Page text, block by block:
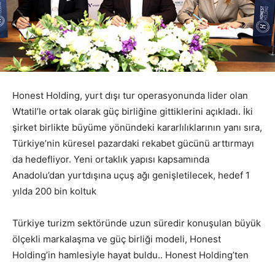
Honest Holding, yurt dışı tur operasyonunda lider olan
Wtatil’le ortak olarak güç birliğine gittiklerini açıkladı. İki
şirket birlikte büyüme yönündeki kararlılıklarının yanı sıra,
Türkiye’nin küresel pazardaki rekabet gücünü arttırmayı
da hedefliyor. Yeni ortaklık yapısı kapsamında
Anadolu’dan yurtdışına uçuş ağı genişletilecek, hedef 1
yılda 200 bin koltuk
Türkiye turizm sektöründe uzun süredir konuşulan büyük
ölçekli markalaşma ve güç birliği modeli, Honest
Holding’in hamlesiyle hayat buldu.. Honest Holding’ten